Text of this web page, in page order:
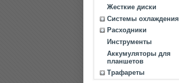
Жесткие диски
Системы охлаждения
Расходники
Инструменты
Аккумуляторы для
планшетов
Трафареты